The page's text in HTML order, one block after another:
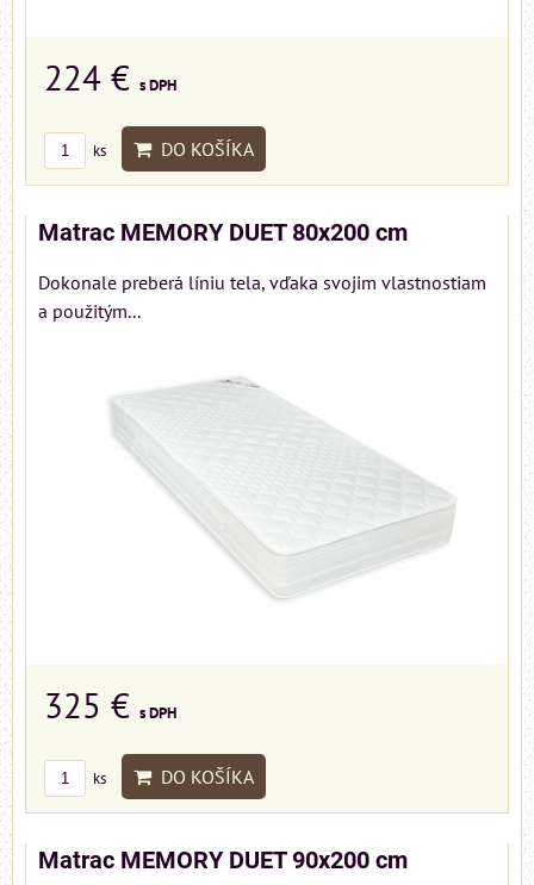
224 € s DPH
ks DO KOŠÍKA
Matrac MEMORY DUET 80x200 cm
Dokonale preberá líniu tela, vďaka svojim vlastnostiam
a použitým...
325 € s DPH
ks DO KOŠÍKA
Matrac MEMORY DUET 90x200 cm